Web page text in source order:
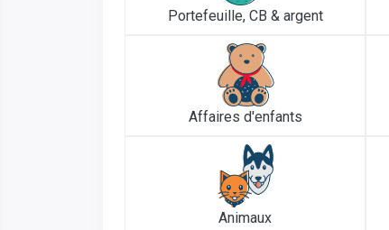
Portefeuille, CB & argent
Affaires d'enfants
Animaux